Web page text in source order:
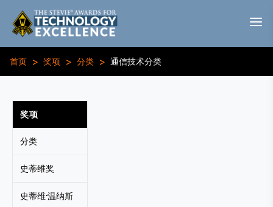
首页 > 奖项 > 分类 > 通信技术分类
奖项
分类
史蒂维奖
史蒂维·温纳斯